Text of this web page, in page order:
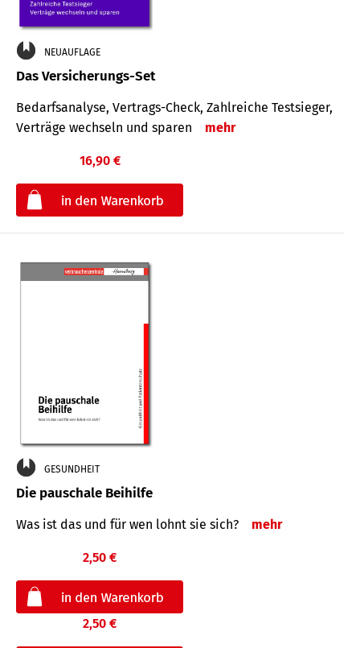
NEUAUFLAGE
Das Versicherungs-Set
Bedarfsanalyse, Vertrags-Check, Zahlreiche Testsieger,
Verträge wechseln und sparen
mehr
16,90 €
GESUNDHEIT
Die pauschale Beihilfe
Was ist das und für wen lohnt sie sich? mehr
2,50 €
2,50 €